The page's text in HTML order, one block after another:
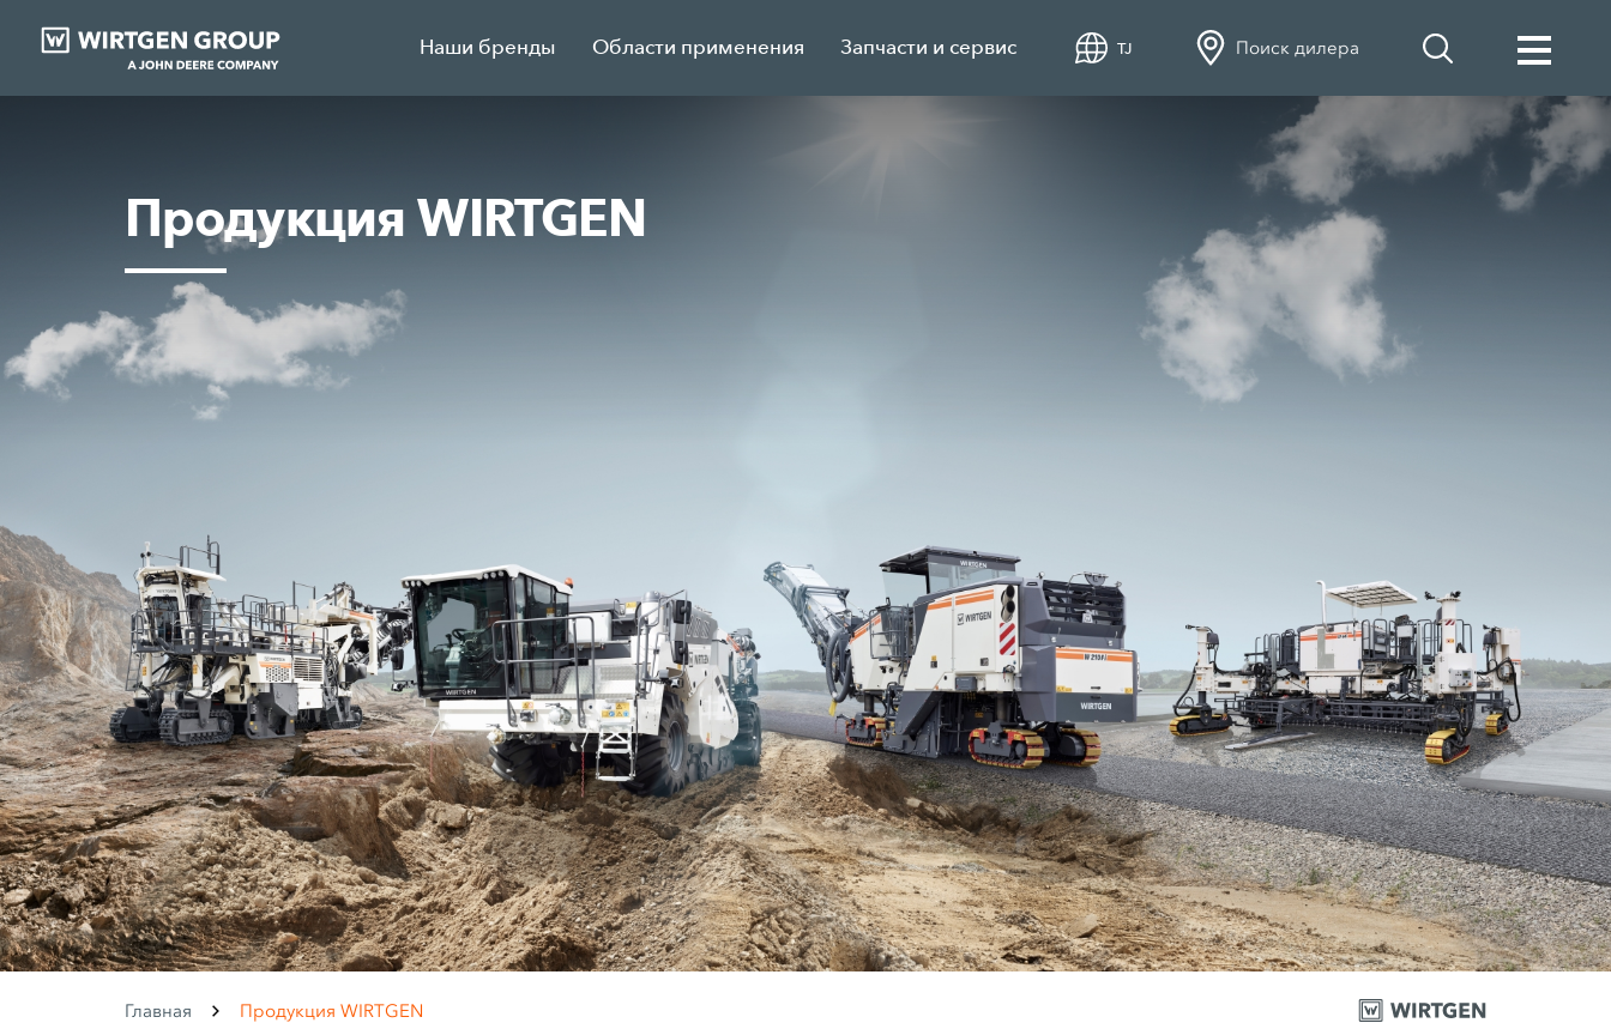
Наши бренды Области применения Запчасти и сервис TJ Поиск дилера
Продукция WIRTGEN
Главная Продукция WIRTGEN